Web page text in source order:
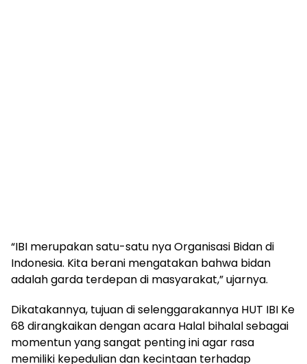
“IBI merupakan satu-satu nya Organisasi Bidan di
Indonesia. Kita berani mengatakan bahwa bidan
adalah garda terdepan di masyarakat,” ujarnya.
Dikatakannya, tujuan di selenggarakannya HUT IBI Ke
68 dirangkaikan dengan acara Halal bihalal sebagai
momentun yang sangat penting ini agar rasa
memiliki kepedulian dan kecintaan terhadap